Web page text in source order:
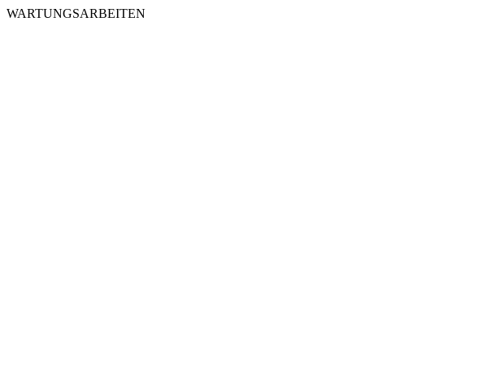
WARTUNGSARBEITEN